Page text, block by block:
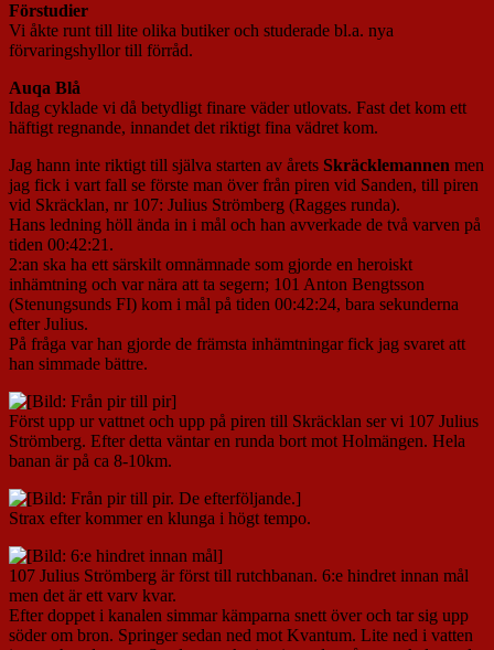
Förstudier
Vi åkte runt till lite olika butiker och studerade bl.a. nya
förvaringshyllor till förråd.
Auqa Blå
Idag cyklade vi då betydligt finare väder utlovats. Fast det kom ett
häftigt regnande, innandet det riktigt fina vädret kom.
Jag hann inte riktigt till själva starten av årets Skräcklemannen men
jag fick i vart fall se förste man över från piren vid Sanden, till piren
vid Skräcklan, nr 107: Julius Strömberg (Ragges runda).
Hans ledning höll ända in i mål och han avverkade de två varven på
tiden 00:42:21.
2:an ska ha ett särskilt omnämnade som gjorde en heroiskt
inhämtning och var nära att ta segern; 101 Anton Bengtsson
(Stenungsunds FI) kom i mål på tiden 00:42:24, bara sekunderna
efter Julius.
På fråga var han gjorde de främsta inhämtningar fick jag svaret att
han simmade bättre.
Först upp ur vattnet och upp på piren till Skräcklan ser vi 107 Julius
Strömberg. Efter detta väntar en runda bort mot Holmängen. Hela
banan är på ca 8-10km.
Strax efter kommer en klunga i högt tempo.
107 Julius Strömberg är först till rutchbanan. 6:e hindret innan mål
men det är ett varv kvar.
Efter doppet i kanalen simmar kämparna snett över och tar sig upp
söder om bron. Springer sedan ned mot Kvantum. Lite ned i vatten